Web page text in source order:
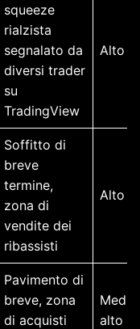
squeeze
rialzista
segnalato da
diversi trader
su
TradingView
Alto
Soffitto di
breve
termine,
zona di
vendite dei
ribassisti
Alto
Pavimento di
breve, zona
di acquisti
alto